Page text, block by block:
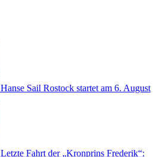
Hanse Sail Rostock startet am 6. August
Letzte Fahrt der „Kronprins Frederik“: